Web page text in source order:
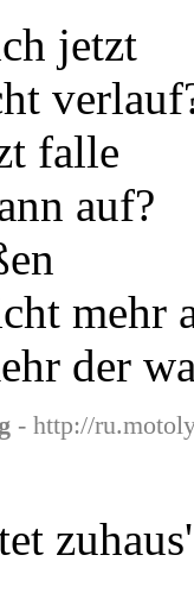
jetzt
falle
auf?
mehr
der
- http://
zuhaus'